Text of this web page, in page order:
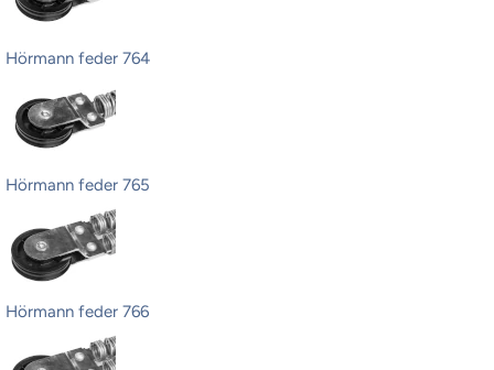
Hörmann feder 764
Hörmann feder 765
Hörmann feder 766